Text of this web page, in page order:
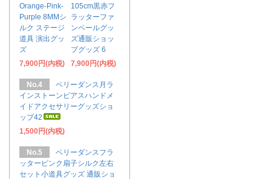
Orange-Pink-
Purple 8MMシ
ルク ステージ
道具 演出グッ
ズ
7,900円(内税)
105cm黒赤フ
ラッターファ
ンベールグッ
ズ通販ショッ
プグッズ 6
7,900円(内税)
No.4
ベリーダンス月ラ
インストーンピアスハンドメ
イドアクセサリーグッズショ
ップ42
1,500円(内税)
No.5
ベリーダンスフラ
ッターピンク扇子シルク左右
セット小道具グッズ 通販ショ